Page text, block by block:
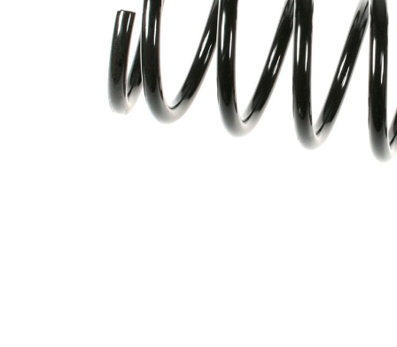
průměrem
Vnější
průměr
106 mm
Průměr
drátu
11,25 mm